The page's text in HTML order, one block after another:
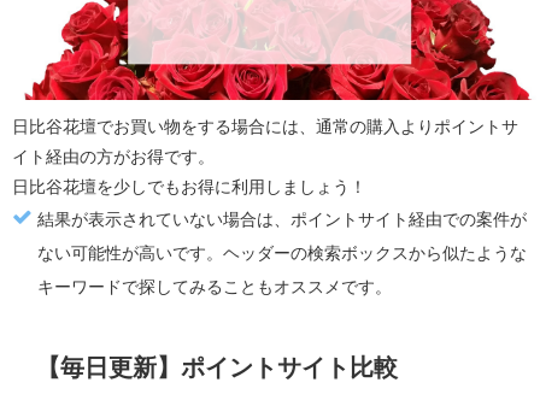
日比谷花壇でお買い物をする場合には、通常の購入より ポイントサ
イト経由の方がお得です。
日比谷花壇を少しでもお得に利用しましょう！
結果が表示されていない場合は、ポイントサイト経由での案件が
ない可能性が高いです。ヘッダーの検索ボックスから似たような
キーワードで探してみることもオススメです。
【毎日更新】ポイントサイト比較